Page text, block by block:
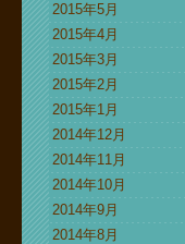
2015年5月
2015年4月
2015年3月
2015年2月
2015年1月
2014年12月
2014年11月
2014年10月
2014年9月
2014年8月